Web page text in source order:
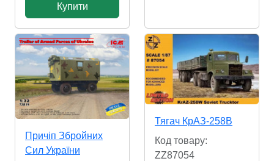
Купити
Причіп Збройних
Сил України
Тягач КрАЗ-258В
Код товару:
ZZ87054